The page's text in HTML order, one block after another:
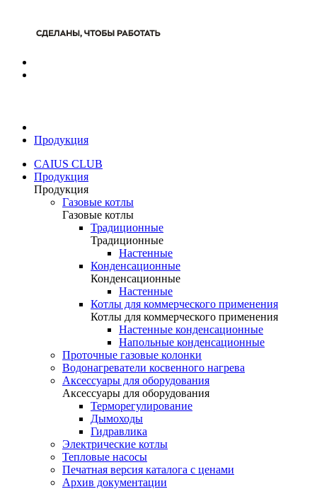
Продукция
CAIUS CLUB
Продукция
Продукция
Газовые котлы
Газовые котлы
Традиционные
Традиционные
Настенные
Конденсационные
Конденсационные
Настенные
Котлы для коммерческого применения
Котлы для коммерческого применения
Настенные конденсационные
Напольные конденсационные
Проточные газовые колонки
Водонагреватели косвенного нагрева
Аксессуары для оборудования
Аксессуары для оборудования
Терморегулирование
Дымоходы
Гидравлика
Электрические котлы
Тепловые насосы
Печатная версия каталога с ценами
Архив документации